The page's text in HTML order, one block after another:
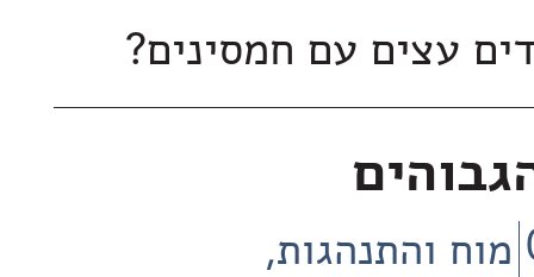
עצים עם חמסינים?
מוח והתנהגות